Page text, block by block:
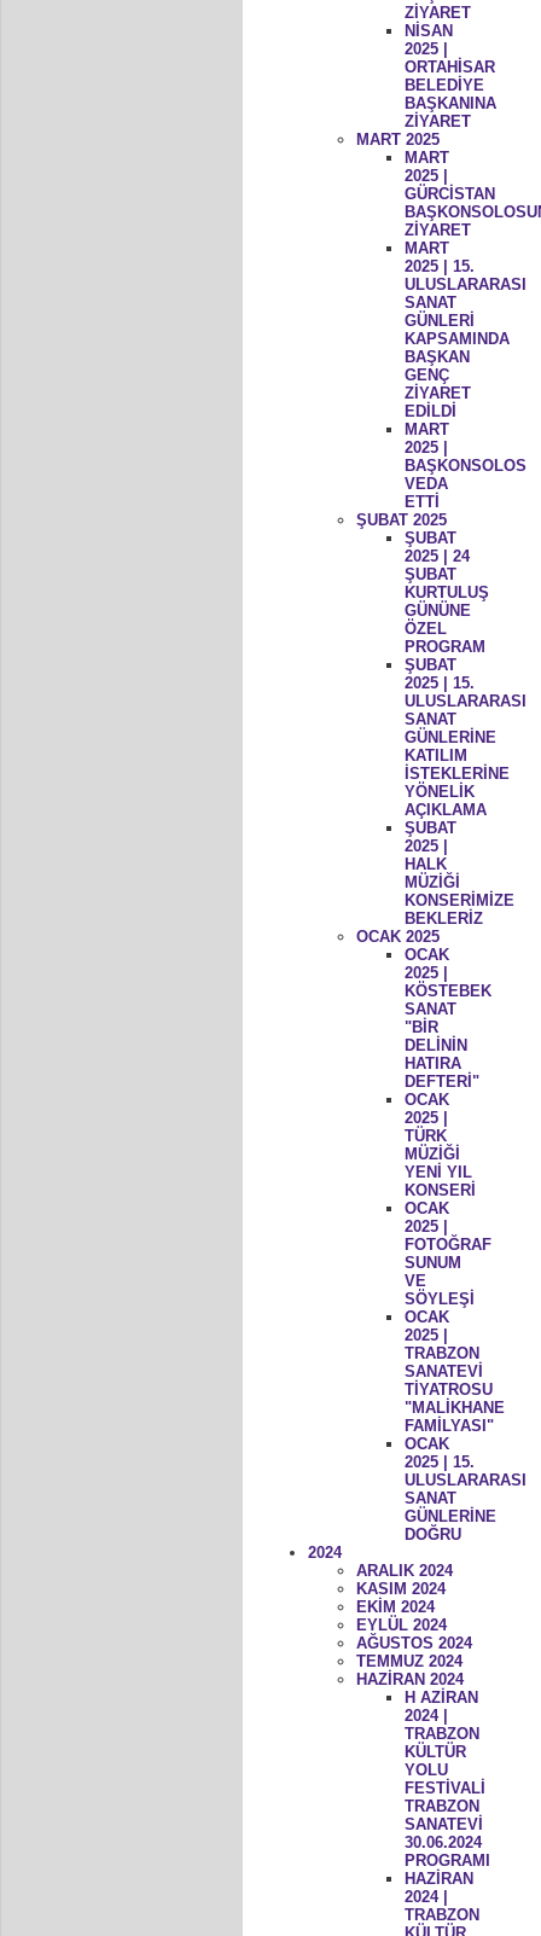
ZİYARET
NİSAN
2025 |
ORTAHİSAR
BELEDİYE
BAŞKANINA
ZİYARET
MART 2025
MART
2025 |
GÜRCİSTAN
ZİYARET
MART
2025 | 15.
ULUSLARARASI
SANAT
GÜNLERİ
KAPSAMINDA
BAŞKAN
GENÇ
ZİYARET
EDİLDİ
MART
2025 |
BAŞKONSOLOS
VEDA
ETTİ
ŞUBAT 2025
ŞUBAT
2025 | 24
ŞUBAT
KURTULUŞ
GÜNÜNE
ÖZEL
PROGRAM
ŞUBAT
2025 | 15.
ULUSLARARASI
SANAT
GÜNLERİNE
KATILIM
İSTEKLERİNE
YÖNELİK
AÇIKLAMA
ŞUBAT
2025 |
HALK
MÜZİĞİ
KONSERİMİZE
BEKLERİZ
OCAK 2025
OCAK
2025 |
KÖSTEBEK
SANAT
"BİR
DELİNİN
HATIRA
DEFTERİ"
OCAK
2025 |
TÜRK
MÜZİĞİ
YENİ YIL
KONSERİ
OCAK
2025 |
FOTOĞRAF
SUNUM
VE
SÖYLEŞİ
OCAK
2025 |
TRABZON
SANATEVİ
TİYATROSU
"MALİKHANE
FAMİLYASI"
OCAK
2025 | 15.
ULUSLARARASI
SANAT
GÜNLERİNE
DOĞRU
2024
ARALIK 2024
KASIM 2024
EKİM 2024
EYLÜL 2024
AĞUSTOS 2024
TEMMUZ 2024
HAZİRAN 2024
H AZİRAN
2024 |
TRABZON
KÜLTÜR
YOLU
FESTİVALİ
TRABZON
SANATEVİ
30.06.2024
PROGRAMI
HAZİRAN
2024 |
TRABZON